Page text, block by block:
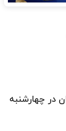
در چهارشنبه